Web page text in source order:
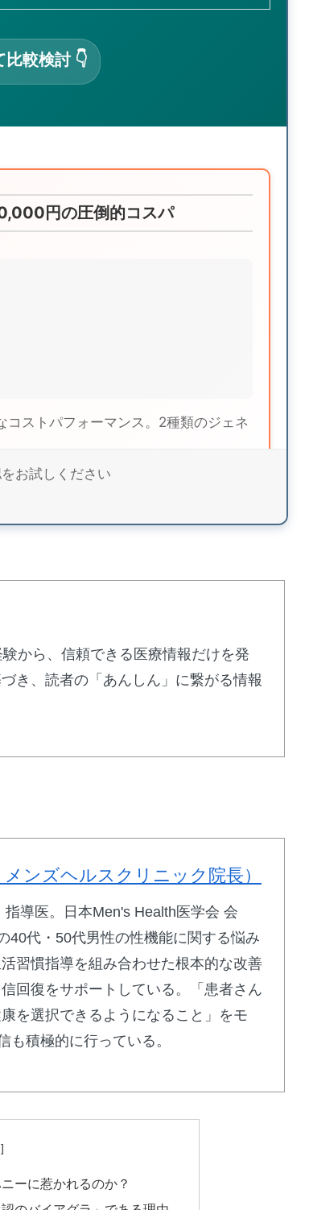
比較検討 👇
円の圧倒的コスパ
ストパフォーマンス。2種類のジェネ
超低価格薬
による品質と亜鉛配合による相乗効果
細確認
お試しください
から、信頼できる医療情報だけを発
き、読者の「あんしん」に繋がる情報
ンズヘルスクリニック院長）
導医。日本Men's Health医学会 会
40代・50代男性の性機能に関する悩み
習慣指導を組み合わせた根本的な改善
回復をサポートしている。「患者さん
を選択できるようになること」をモ
も積極的に行っている。
ーに惹かれるのか？